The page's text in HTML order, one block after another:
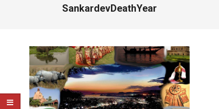
SankardevDeathYear